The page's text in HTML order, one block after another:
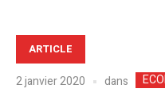
ARTICLE
2 janvier 2020 dans